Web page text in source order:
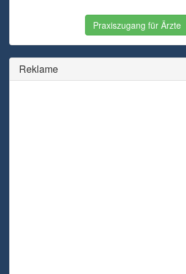
Praxiszugang für Ärzte
Reklame